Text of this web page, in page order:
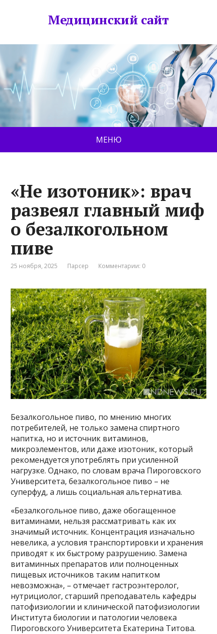
Медицинский сайт
МЕНЮ
«Не изотоник»: врач
развеял главный миф
о безалкогольном
пиве
25 ноября, 2025 Парсер Комментарии: 0
Безалкогольное пиво, по мнению многих
потребителей, не только замена спиртного
напитка, но и источник витаминов,
микроэлементов, или даже изотоник, который
рекомендуется употреблять при усиленной
нагрузке. Однако, по словам врача Пироговского
Университета, безалкогольное пиво – не
суперфуд, а лишь социальная альтернатива.
«Безалкогольное пиво, даже обогащенное
витаминами, нельзя рассматривать как их
значимый источник. Концентрация изначально
невелика, а условия транспортировки и хранения
приводят к их быстрому разрушению. Замена
витаминных препаратов или полноценных
пищевых источников таким напитком
невозможна», – отмечает гастроэнтеролог,
нутрициолог, старший преподаватель кафедры
патофизиологии и клинической патофизиологии
Института биологии и патологии человека
Пироговского Университета Екатерина Титова.